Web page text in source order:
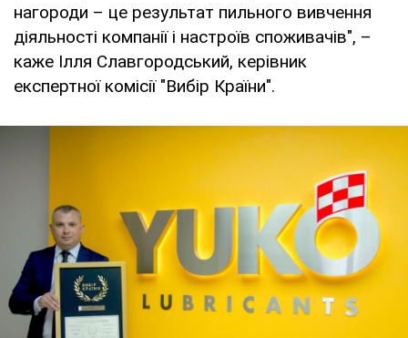
нагороди – це результат пильного вивчення
діяльності компанії і настроїв споживачів", –
каже Ілля Славгородський, керівник
експертної комісії "Вибір Країни".